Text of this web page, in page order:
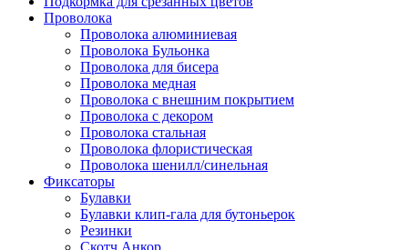
Проволока
Проволока алюминиевая
Проволока Бульонка
Проволока для бисера
Проволока медная
Проволока с внешним покрытием
Проволока с декором
Проволока стальная
Проволока флористическая
Проволока шенилл/синельная
Фиксаторы
Булавки
Булавки клип-гала для бутоньерок
Резинки
Скотч Анкор